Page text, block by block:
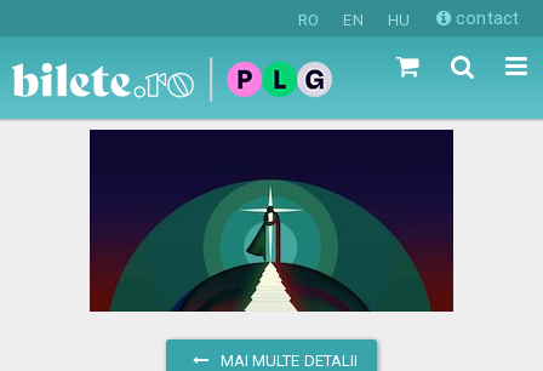
RO EN HU contact
MAI MULTE DETALII